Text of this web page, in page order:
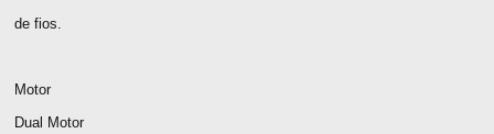
de fios.
Motor
Dual Motor